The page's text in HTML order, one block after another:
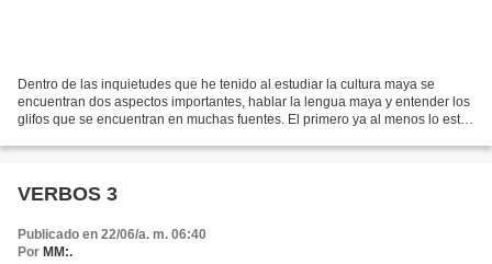
Dentro de las inquietudes que he tenido al estudiar la cultura maya se
encuentran dos aspectos importantes, hablar la lengua maya y entender los
glifos que se encuentran en muchas fuentes. El primero ya al menos lo estoy
VERBOS 3
Publicado en 22/06/a. m. 06:40
Por MM:.